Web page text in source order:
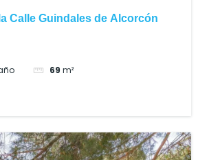
Calle Guindales de Alcorcón
69 m²